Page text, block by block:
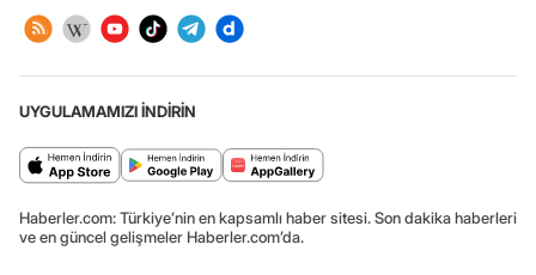
UYGULAMAMIZI İNDİRİN
Haberler.com: Türkiye’nin en kapsamlı haber sitesi. Son dakika haberleri
ve en güncel gelişmeler Haberler.com’da.